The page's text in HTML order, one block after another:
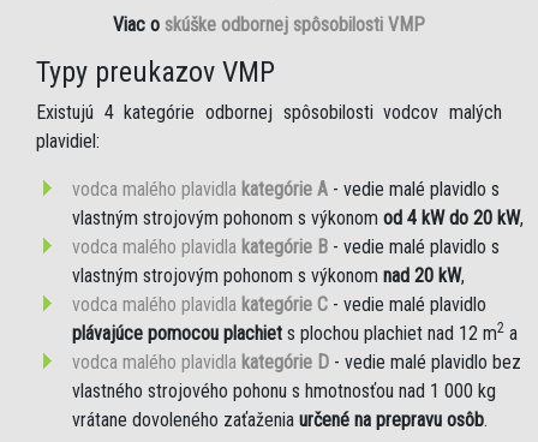
Viac o skúške odbornej spôsobilosti VMP
Typy preukazov VMP
Existujú 4 kategórie odbornej spôsobilosti vodcov malých
plavidiel:
vodca malého plavidla kategórie A - vedie malé plavidlo s
vlastným strojovým pohonom s výkonom od 4 kW do 20 kW,
vodca malého plavidla kategórie B - vedie malé plavidlo s
vlastným strojovým pohonom s výkonom nad 20 kW,
vodca malého plavidla kategórie C - vedie malé plavidlo
plávajúce pomocou plachiet s plochou plachiet nad 12 m2 a
vodca malého plavidla kategórie D - vedie malé plavidlo bez
vlastného strojového pohonu s hmotnosťou nad 1 000 kg
vrátane dovoleného zaťaženia určené na prepravu osôb.